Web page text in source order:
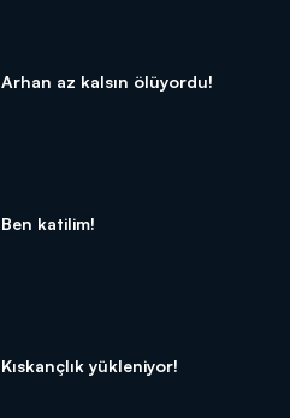
Arhan az kalsın ölüyordu!
Ben katilim!
Kıskançlık yükleniyor!